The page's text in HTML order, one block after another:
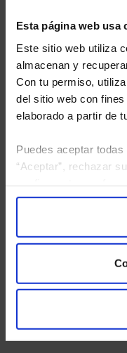
Esta página web usa
Este sitio web utiliza
almacenan y
Con tu permiso,
del sitio web con
elaborado a partir de
Puedes aceptar
“Aceptar”, rechazar
“Configuración”.
para más
He leído